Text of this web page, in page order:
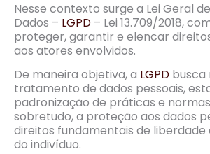
Nesse contexto surge a Lei Geral
Dados – LGPD – Lei 13.709/2018,
proteger, garantir e elencar
aos atores envolvidos.
De maneira objetiva, a LGPD busca
tratamento de dados pessoais,
padronização de práticas e
sobretudo, a proteção aos dados
direitos fundamentais de liberdade
do indivíduo.